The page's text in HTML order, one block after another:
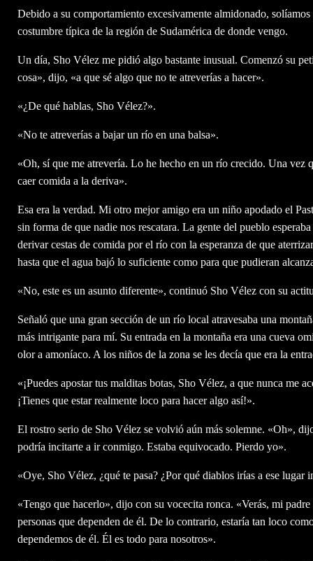
Debido a su comportamiento excesivamente almidonado,
costumbre típica de la región de Sudamérica de donde vengo.
Un día, Sho Vélez me pidió algo bastante inusual. Comenzó su
cosa», dijo, «a que sé algo que no te atreverías a hacer».
«¿De qué hablas, Sho Vélez?».
«No te atreverías a bajar un río en una balsa».
«Oh, sí que me atrevería. Lo he hecho en un río crecido. Una vez
caer comida a la deriva».
Esa era la verdad. Mi otro mejor amigo era un niño apodado el
sin forma de que nadie nos rescatara. La gente del pueblo
derivar cestas de comida por el río con la esperanza de que
hasta que el agua bajó lo suficiente como para que pudieran
«No, este es un asunto diferente», continuó Sho Vélez con su
Señaló que una gran sección de un río local atravesaba una
más intrigante para mí. Su entrada en la montaña era una cueva
olor a amoníaco. A los niños de la zona se les decía que era la
«¡Puedes apostar tus malditas botas, Sho Vélez, a que nunca me
¡Tienes que estar realmente loco para hacer algo así!».
El rostro serio de Sho Vélez se volvió aún más solemne. «Oh»,
podría incitarte a ir conmigo. Estaba equivocado. Pierdo yo».
«Oye, Sho Vélez, ¿qué te pasa? ¿Por qué diablos irías a ese lugar
«Tengo que hacerlo», dijo con su vocecita ronca. «Verás, mi
personas que dependen de él. De lo contrario, estaría tan loco
dependemos de él. Él es todo para nosotros».